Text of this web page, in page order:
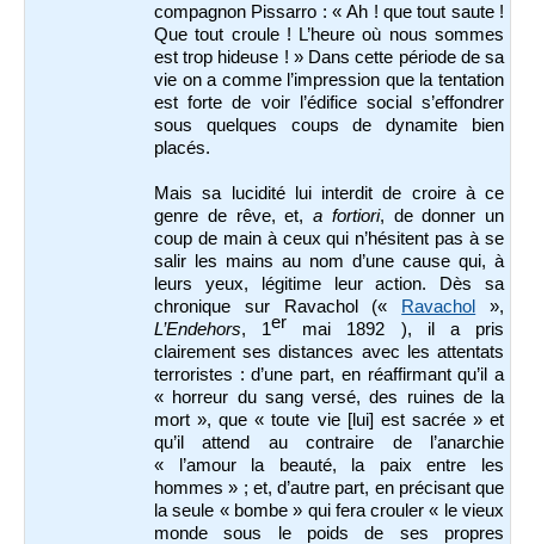
compagnon Pissarro : « Ah ! que tout saute !
Que tout croule ! L’heure où nous sommes
est trop hideuse ! » Dans cette période de sa
vie on a comme l’impression que la tentation
est forte de voir l’édifice social s’effondrer
sous quelques coups de dynamite bien
placés.
Mais sa lucidité lui interdit de croire à ce
genre de rêve, et, a fortiori, de donner un
coup de main à ceux qui n’hésitent pas à se
salir les mains au nom d’une cause qui, à
leurs yeux, légitime leur action. Dès sa
chronique sur Ravachol («
Ravachol
»,
L’Endehors, 1er mai 1892 ), il a pris
clairement ses distances avec les attentats
terroristes : d’une part, en réaffirmant qu’il a
« horreur du sang versé, des ruines de la
mort », que « toute vie [lui] est sacrée » et
qu’il attend au contraire de l’anarchie
« l’amour la beauté, la paix entre les
hommes » ; et, d’autre part, en précisant que
la seule « bombe » qui fera crouler « le vieux
monde sous le poids de ses propres